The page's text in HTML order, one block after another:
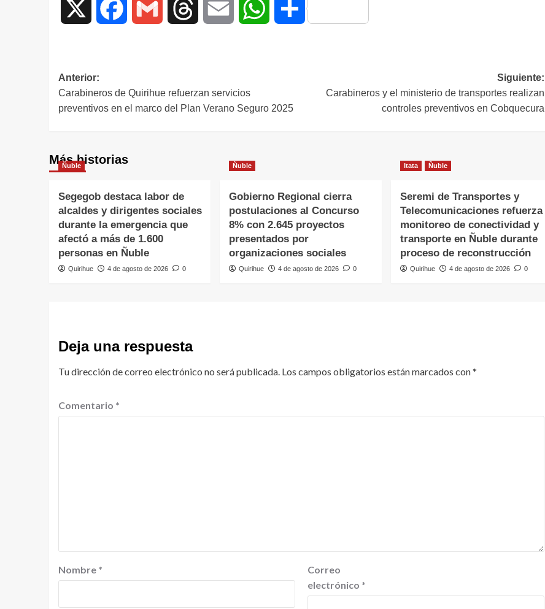
Facebook Gmail Threads Email WhatsAppCompartir
Anterior:
Carabineros de Quirihue refuerzan servicios
preventivos en el marco del Plan Verano Seguro 2025
Siguiente:
Carabineros y el ministerio de transportes realizan
controles preventivos en Cobquecura
Más historias
Ñuble
Segegob destaca labor de
alcaldes y dirigentes sociales
durante la emergencia que
afectó a más de 1.600
personas en Ñuble
Quirihue 4 de agosto de 2026 0
Ñuble
Gobierno Regional cierra
postulaciones al Concurso
8% con 2.645 proyectos
presentados por
organizaciones sociales
Quirihue 4 de agosto de 2026 0
Itata Ñuble
Seremi de Transportes y
Telecomunicaciones refuerza
monitoreo de conectividad y
transporte en Ñuble durante
proceso de reconstrucción
Quirihue 4 de agosto de 2026 0
Deja una respuesta
Tu dirección de correo electrónico no será publicada. Los campos obligatorios están marcados con*
Comentario *
Nombre *
Correo
electrónico *